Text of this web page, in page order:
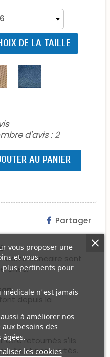
DE LA TAILLE
d'avis :2
AU PANIER
Partager
Carte Bancaire sont
depuis la
être retournés s'ils
et non portés.
vous proposer une
et vous
plus pertinents pour
médicale n'est jamais
à améliorer nos
besoins des
les cookies